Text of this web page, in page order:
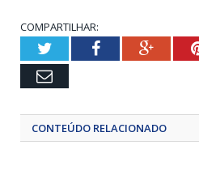
COMPARTILHAR:
TwitterFacebook
Email
CONTEÚDO RELACIONADO